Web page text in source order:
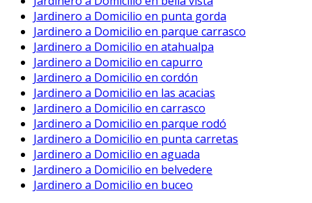
Jardinero a Domicilio en punta gorda
Jardinero a Domicilio en parque carrasco
Jardinero a Domicilio en atahualpa
Jardinero a Domicilio en capurro
Jardinero a Domicilio en cordón
Jardinero a Domicilio en las acacias
Jardinero a Domicilio en carrasco
Jardinero a Domicilio en parque rodó
Jardinero a Domicilio en punta carretas
Jardinero a Domicilio en aguada
Jardinero a Domicilio en belvedere
Jardinero a Domicilio en buceo